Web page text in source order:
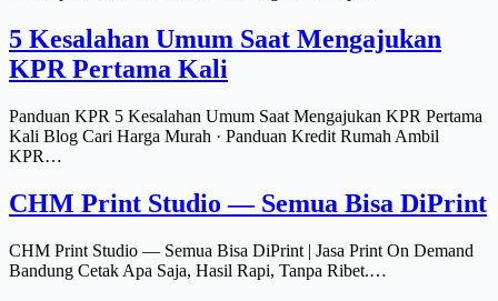
5 Kesalahan Umum Saat Mengajukan
KPR Pertama Kali
Panduan KPR 5 Kesalahan Umum Saat Mengajukan KPR Pertama
Kali Blog Cari Harga Murah · Panduan Kredit Rumah Ambil
KPR…
CHM Print Studio — Semua Bisa DiPrint
CHM Print Studio — Semua Bisa DiPrint | Jasa Print On Demand
Bandung Cetak Apa Saja, Hasil Rapi, Tanpa Ribet.…